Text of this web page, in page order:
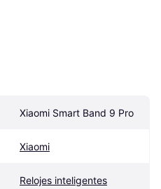
Xiaomi Smart Band 9 Pro
Xiaomi
Relojes inteligentes